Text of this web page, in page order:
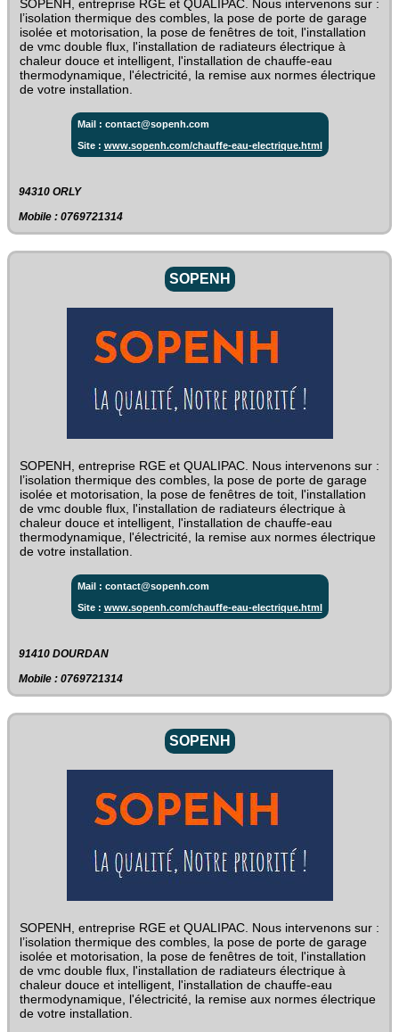
SOPENH, entreprise RGE et QUALIPAC. Nous intervenons sur :
l’isolation thermique des combles, la pose de porte de garage
isolée et motorisation, la pose de fenêtres de toit, l'installation
de vmc double flux, l'installation de radiateurs électrique à
chaleur douce et intelligent, l'installation de chauffe-eau
thermodynamique, l'électricité, la remise aux normes électrique
de votre installation.
Mail : contact@sopenh.com
Site : www.sopenh.com/chauffe-eau-electrique.html
94310 ORLY
Mobile : 0769721314
SOPENH
SOPENH, entreprise RGE et QUALIPAC. Nous intervenons sur :
l’isolation thermique des combles, la pose de porte de garage
isolée et motorisation, la pose de fenêtres de toit, l'installation
de vmc double flux, l'installation de radiateurs électrique à
chaleur douce et intelligent, l'installation de chauffe-eau
thermodynamique, l'électricité, la remise aux normes électrique
de votre installation.
Mail : contact@sopenh.com
Site : www.sopenh.com/chauffe-eau-electrique.html
91410 DOURDAN
Mobile : 0769721314
SOPENH
SOPENH, entreprise RGE et QUALIPAC. Nous intervenons sur :
l’isolation thermique des combles, la pose de porte de garage
isolée et motorisation, la pose de fenêtres de toit, l'installation
de vmc double flux, l'installation de radiateurs électrique à
chaleur douce et intelligent, l'installation de chauffe-eau
thermodynamique, l'électricité, la remise aux normes électrique
de votre installation.